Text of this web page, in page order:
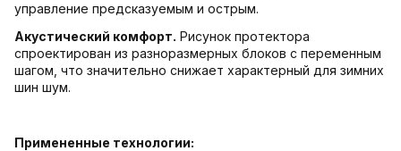
управление предсказуемым и острым.
Акустический комфорт. Рисунок протектора
спроектирован из разноразмерных блоков с переменным
шагом, что значительно снижает характерный для зимних
шин шум.
Примененные технологии: